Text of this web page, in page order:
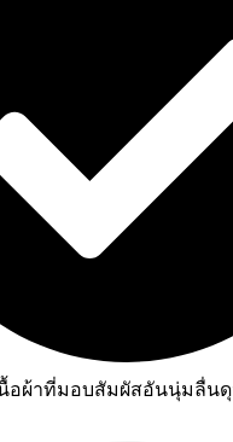
นื้อผ้าที่มอบสัมผัสอันนุ่มลื่น